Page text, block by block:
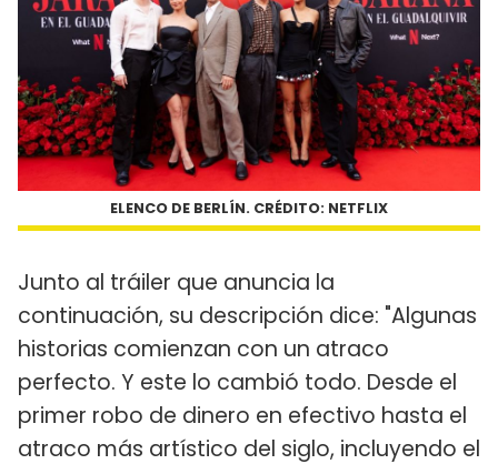
ELENCO DE BERLÍN. CRÉDITO: NETFLIX
Junto al tráiler que anuncia la
continuación, su descripción dice: "Algunas
historias comienzan con un atraco
perfecto. Y este lo cambió todo. Desde el
primer robo de dinero en efectivo hasta el
atraco más artístico del siglo, incluyendo el